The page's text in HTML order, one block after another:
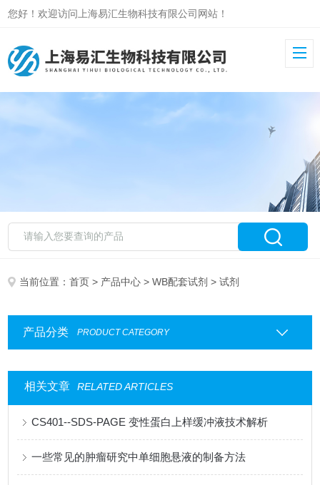
您好！欢迎访问上海易汇生物科技有限公司网站！
当前位置：首页 > 产品中心 >WB配套试剂 > 试剂
产品分类 PRODUCT CATEGORY
相关文章 RELATED ARTICLES
CS401--SDS-PAGE 变性蛋白上样缓冲液技术解析
一些常见的肿瘤研究中单细胞悬液的制备方法